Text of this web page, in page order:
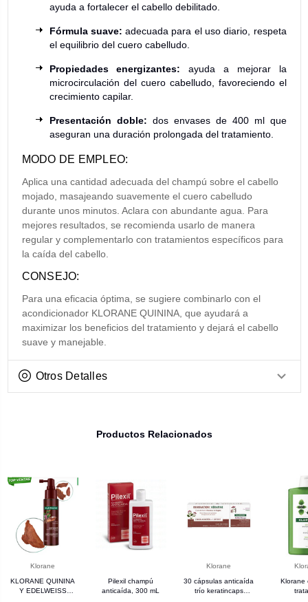
ayuda a fortalecer el cabello debilitado.
Fórmula suave: adecuada para el uso diario, respeta
el equilibrio del cuero cabelludo.
Propiedades energizantes: ayuda a mejorar la
microcirculación del cuero cabelludo, favoreciendo el
crecimiento capilar.
Presentación doble: dos envases de 400 ml que
aseguran una duración prolongada del tratamiento.
MODO DE EMPLEO:
Aplica una cantidad adecuada del champú sobre el cabello
mojado, masajeando suavemente el cuero cabelludo
durante unos minutos. Aclara con abundante agua. Para
mejores resultados, se recomienda usarlo de manera
regular y complementarlo con tratamientos específicos para
la caída del cabello.
CONSEJO:
Para una eficacia óptima, se sugiere combinarlo con el
acondicionador KLORANE QUININA, que ayudará a
maximizar los beneficios del tratamiento y dejará el cabello
suave y manejable.
Otros Detalles
Productos Relacionados
Klorane
KLORANE QUININA
Y EDELWEISS
Pilexil champú
anticaída, 300 mL
Klorane
30 cápsulas anticaída
trío keratincaps
Klorane